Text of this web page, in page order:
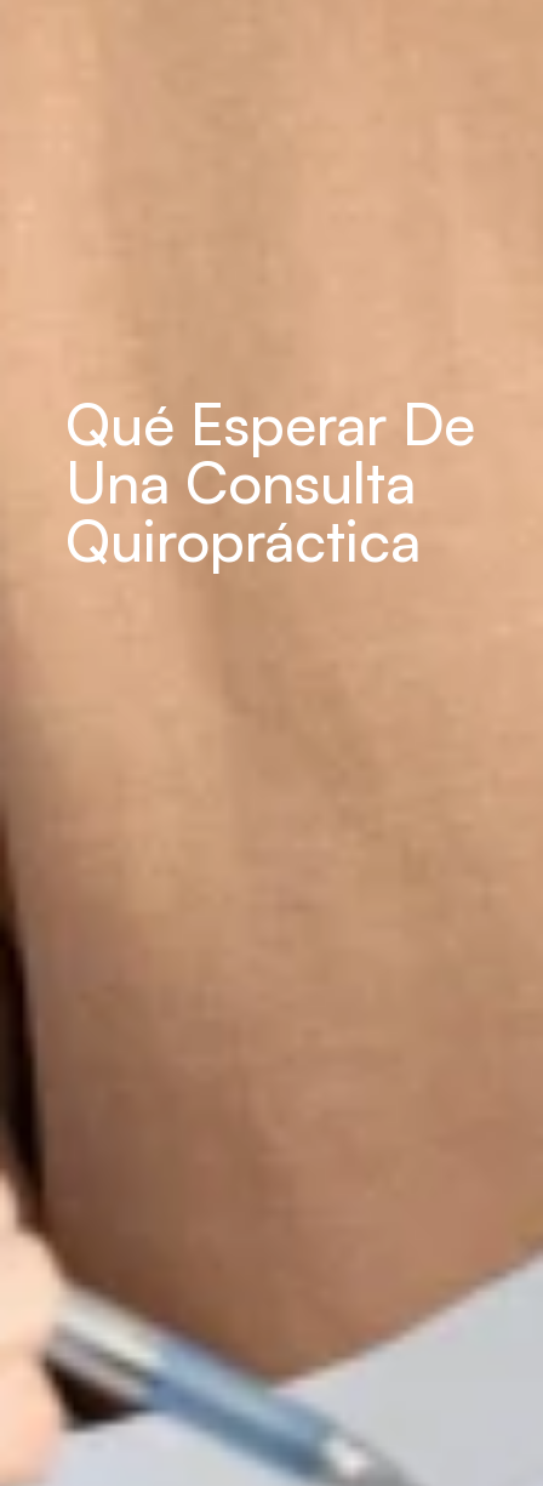
Qué Esperar De
Una Consulta
Quiropráctica